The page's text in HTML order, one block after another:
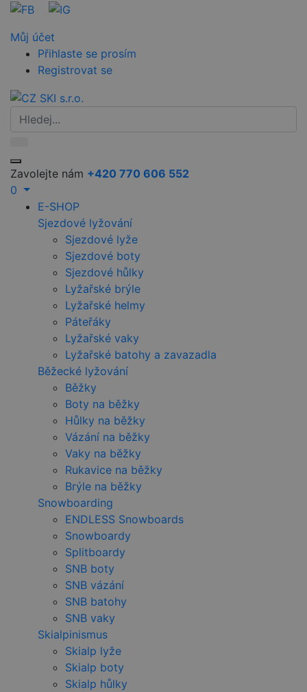
Můj účet
Přihlaste se prosím
Registrovat se
Zavolejte nám +420 770 606 552
0
E-SHOP
Sjezdové lyžování
Sjezdové lyže
Sjezdové boty
Sjezdové hůlky
Lyžařské brýle
Lyžařské helmy
Páteřáky
Lyžařské vaky
Lyžařské batohy a zavazadla
Běžecké lyžování
Běžky
Boty na běžky
Hůlky na běžky
Vázání na běžky
Vaky na běžky
Rukavice na běžky
Brýle na běžky
Snowboarding
ENDLESS Snowboards
Snowboardy
Splitboardy
SNB boty
SNB vázání
SNB batohy
SNB vaky
Skialpinismus
Skialp lyže
Skialp boty
Skialp hůlky